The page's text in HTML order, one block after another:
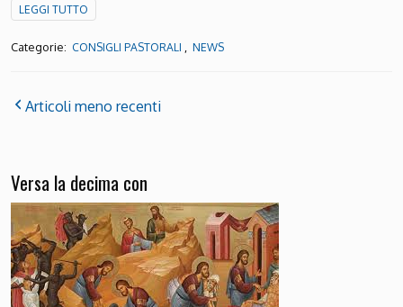
LEGGI TUTTO
Categorie: CONSIGLI PASTORALI , NEWS
Articoli meno recenti
Versa la decima con